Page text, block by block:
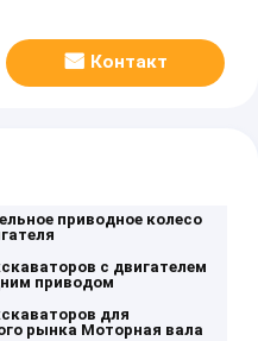
Контакт
приводное колесо
с двигателем
приводом
для
рынка Моторная вала